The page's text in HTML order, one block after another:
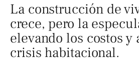
La construcción de
crece, pero la
elevando los costos y
crisis habitacional.